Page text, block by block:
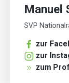
Manuel
SVP
zur
zur
zum